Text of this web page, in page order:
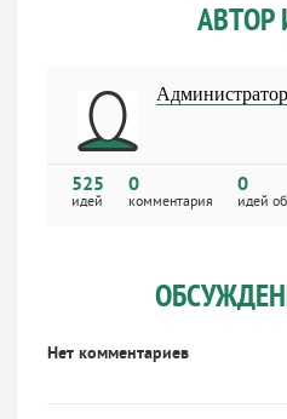
АВТОР
Администратор
525
идей
0
комментария
0
идей
Нет комментариев